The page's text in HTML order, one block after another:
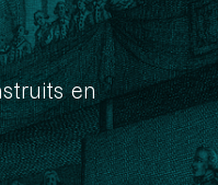
en